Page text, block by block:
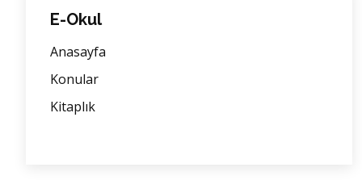
E-Okul
Anasayfa
Konular
Kitaplık